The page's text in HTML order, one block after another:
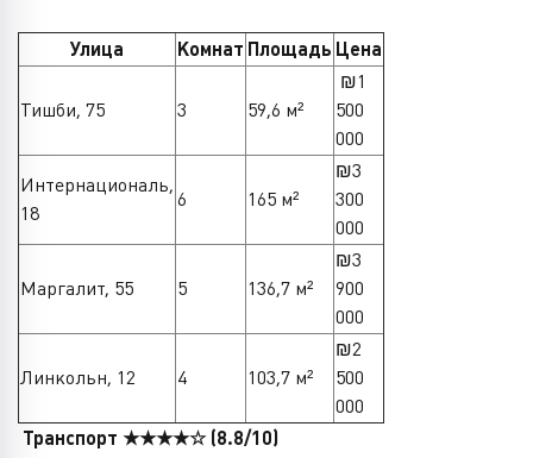
Улица Комнат Площадь Цена
Тишби, 75 3 59,6 м²
₪1
500
000
Интернациональ,
18
6 165 м²
₪3
300
000
Маргалит, 55 5 136,7 м²
₪3
900
000
Линкольн, 12 4 103,7 м²
₪2
500
000
Транспорт ★★★★☆ (8.8/10)